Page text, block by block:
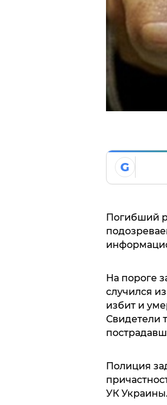
G
Погибший
На пороге
случился
избит и
Свидетели
Полиция
УК